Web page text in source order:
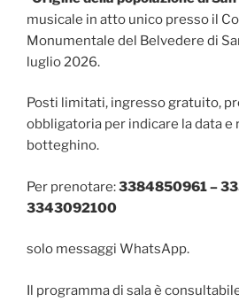
musicale in atto unico presso il
Monumentale del Belvedere di
luglio 2026.
Posti limitati, ingresso gratuito,
obbligatoria per indicare la data e
botteghino.
Per prenotare:3384850961 –
3343092100
solo messaggi WhatsApp.
Il programma di sala è